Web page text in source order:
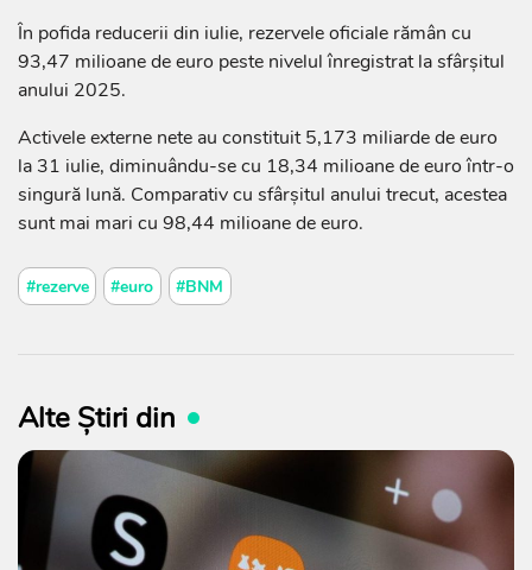
În pofida reducerii din iulie, rezervele oficiale rămân cu
93,47 milioane de euro peste nivelul înregistrat la sfârșitul
anului 2025.
Activele externe nete au constituit 5,173 miliarde de euro
la 31 iulie, diminuându-se cu 18,34 milioane de euro într-o
singură lună. Comparativ cu sfârșitul anului trecut, acestea
sunt mai mari cu 98,44 milioane de euro.
#rezerve #euro #BNM
Alte Știri din